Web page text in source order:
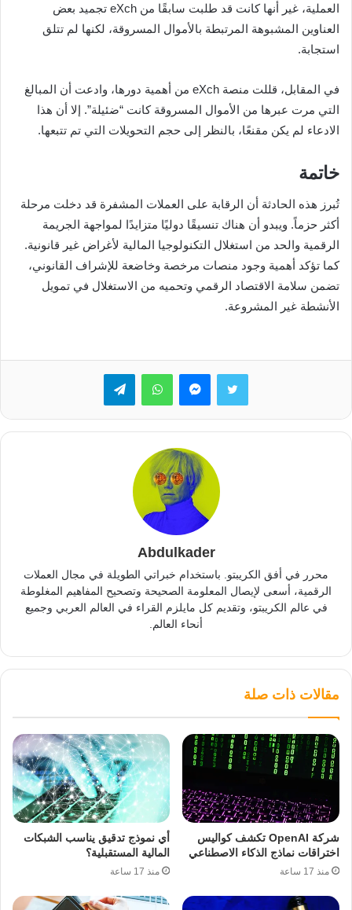
العملية، غير أنها كانت قد طلبت سابقًا من eXch تجميد بعض
العناوين المشبوهة المرتبطة بالأموال المسروقة، لكنها لم تتلق
استجابة.
في المقابل، قللت منصة eXch من أهمية دورها، وادعت أن المبالغ
التي مرت عبرها من الأموال المسروقة كانت “ضئيلة”. إلا أن هذا
الادعاء لم يكن مقنعًا، بالنظر إلى حجم التحويلات التي تم تتبعها.
خاتمة
تُبرز هذه الحادثة أن الرقابة على العملات المشفرة قد دخلت مرحلة
أكثر حزماً. ويبدو أن هناك تنسيقًا دوليًا متزايدًا لمواجهة الجريمة
الرقمية والحد من استغلال التكنولوجيا المالية لأغراض غير قانونية.
كما تؤكد أهمية وجود منصات مرخصة وخاضعة للإشراف القانوني،
تضمن سلامة الاقتصاد الرقمي وتحميه من الاستغلال في تمويل
الأنشطة غير المشروعة.
تويتر ماسنجرواتساب تيلقرام
Abdulkader
محرر في أفق الكريبتو. باستخدام خبراتي الطويلة في مجال العملات
الرقمية، أسعى لإيصال المعلومة الصحيحة وتصحيح المفاهيم المغلوطة
في عالم الكريبتو، وتقديم كل مايلزم القراء في العالم العربي وجميع
أنحاء العالم.
مقالات ذات صلة
شركة OpenAI تكشف كواليس
اختراقات نماذج الذكاء الاصطناعي
منذ 17 ساعة
أي نموذج تدقيق يناسب الشبكات
المالية المستقبلية؟
منذ 17 ساعة